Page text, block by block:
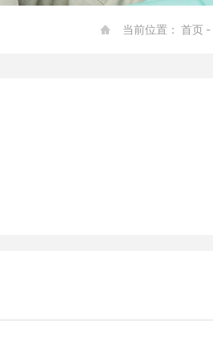
当前位置： 首页 -